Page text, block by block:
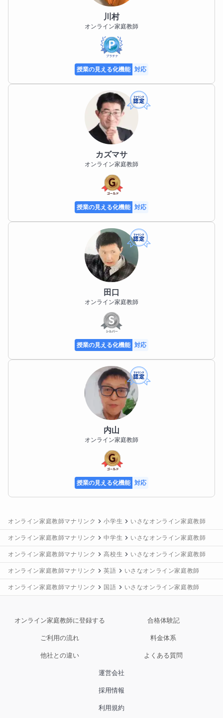
無料体験授業を受けていただく前に、保護者の方との
個別相談を無料にて行っております。
いきなりお子さまとの授業をするのではなく、前もっ
て保護者の方にお子さまの性格・状況をお聞きしたう
えで、お子さまに「よかった！」と思ってもらえるよ
うな授業体験をご提供したいからです。
また、お子さまの不登校・学校ぎらいでお悩みの保護
「子どもが授業を受けてくれるかどうかわからない」
「授業を受けるかどうかはともかく、まずは不登校の
専門家に話を聞いてもらいたい」
「きちんと信用できる先生に授業をしてもらいたい」
とお考えの方もいらっしゃると思います。
体験授業を受けなくても、相談だけでも構いません。
まずは、各コースのページにある「このコースにチャ
ットでお問合せ」から、お気軽にお問合せください！
子どもの頃からゲーム大好きです！
いろんなジャンルをカバーしているのでゲーム好きの
子どもたちと話すのはとても楽しいです！
自宅には2,000冊近い単行本があります！
いろいろ読みますが、なかでも『鋼の錬金術師』や
『東京喰種』などのダークファンタジーが好きです！
ポケモンも、子どもの頃から大好きなもののひとつで
好きなポケモンはエルフーン、フシギダネ、ドダイト
スです。わかるかな……？
絵を描くのが好きです！　動物やモンスターのイラス
▼漢字
高校生のときに漢検準1級を取得しました！　漢字やこ
とばに関する雑学の引き出しがたくさんあります！
ここでは私の趣味を書き並べましたが、お子さまとの
話をします。
「好きなこと」を持つことは、子どもが進路について
ションにもなる、とても大切なことだと考えていま
上智大学 総合人間科学部 社会学科（2014年卒）
川村
オンライン家庭教師
授業の見える化機能 対応
カズマサ
オンライン家庭教師
授業の見える化機能 対応
田口
オンライン家庭教師
授業の見える化機能 対応
内山
オンライン家庭教師
授業の見える化機能 対応
オンライン家庭教師マナリンク 小学生 いさなオンライン家庭教師
オンライン家庭教師マナリンク 中学生 いさなオンライン家庭教師
オンライン家庭教師マナリンク 高校生 いさなオンライン家庭教師
オンライン家庭教師マナリンク 英語 いさなオンライン家庭教師
オンライン家庭教師マナリンク 国語 いさなオンライン家庭教師
オンライン家庭教師に登録する 合格体験記
ご利用の流れ 料金体系
他社との違い よくある質問
運営会社
採用情報
利用規約